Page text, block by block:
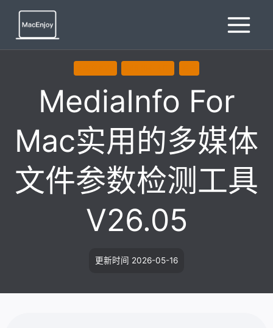
MediaInfo For
Mac实用的多媒体
文件参数检测工具
V26.05
更新时间 2026-05-16